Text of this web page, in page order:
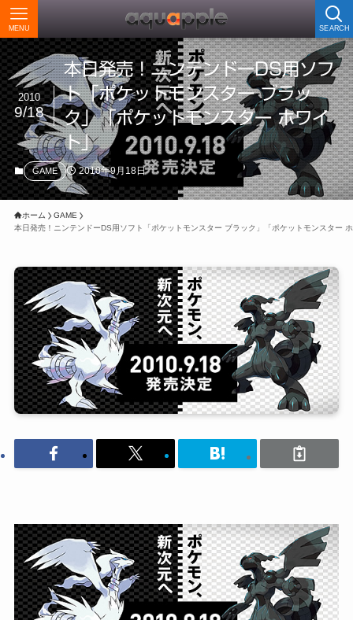
SEARCH
MENU
本日発売！ニンテンドーDS用ソフ
ト「ポケットモンスター ブラッ
ク」「ポケットモンスター ホワイ
ト」
2010
9/18
GAME 2010年9月18日
ホーム
GAME
本日発売！ニンテンドーDS用ソフト「ポケットモンスター ブラック」「ポケットモンスター